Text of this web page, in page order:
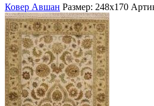
Ковер Авшан Размер: 248х170